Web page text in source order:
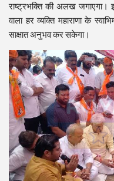
राष्ट्रभक्ति की अलख जगाएगा।
वाला हर व्यक्ति महाराणा के
साक्षात अनुभव कर सकेगा।